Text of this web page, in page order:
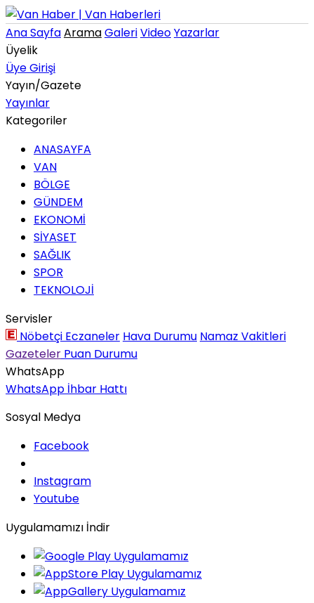
Ana SayfaAramaGaleriVideoYazarlar
Üyelik
Üye Girişi
Yayın/Gazete
Yayınlar
Kategoriler
ANASAYFA
VAN
BÖLGE
GÜNDEM
EKONOMİ
SİYASET
SAĞLIK
SPOR
TEKNOLOJİ
Servisler
Nöbetçi Eczaneler Hava Durumu Namaz Vakitleri
Gazeteler Puan Durumu
WhatsApp
WhatsApp İhbar Hattı
Sosyal Medya
Facebook
Instagram
Youtube
Uygulamamızı İndir